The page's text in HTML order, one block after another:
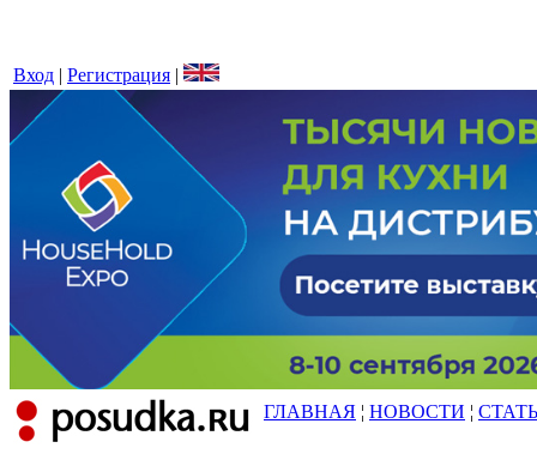
Вход | Регистрация |
ГЛАВНАЯ ¦ НОВОСТИ ¦